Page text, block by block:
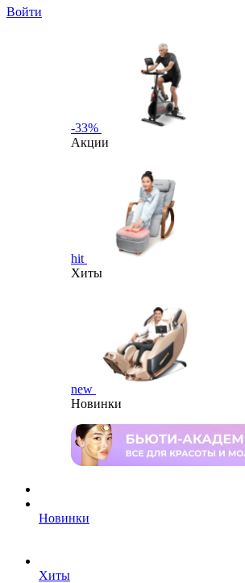
Войти
-33%
Акции
hit
Хиты
new
Новинки
Новинки
Хиты